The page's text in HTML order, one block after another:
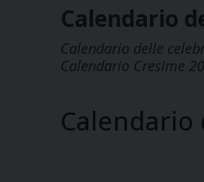
Calendario
Calendario delle
Calendario Cresime
Calendario